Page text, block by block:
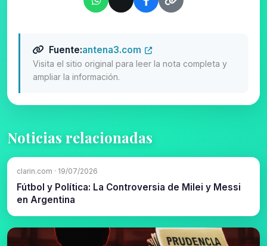
Fuente:antena3.com
Visita el sitio original para leer la nota completa y
ampliar la información.
Noticias relacionadas
clarin.com · 19/07/2026
Fútbol y Política: La Controversia de Milei y Messi
en Argentina